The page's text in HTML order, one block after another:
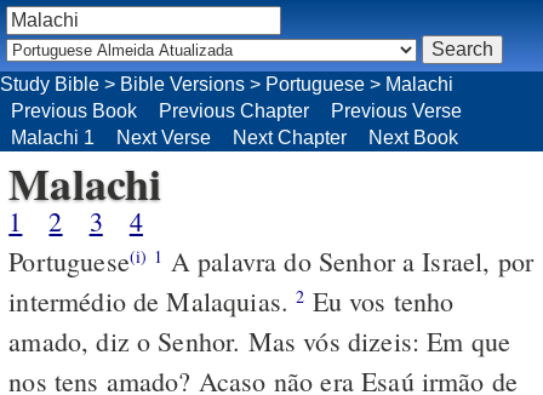
Malachi
1 2 3
4
Portuguese(i) 1 A palavra do Senhor a Israel, por
intermédio de Malaquias.2 Eu vos tenho
amado, diz o Senhor. Mas vós dizeis: Em que
nos tens amado? Acaso não era Esaú irmão de
Study Bible > Bible Versions > Portuguese > Malachi
Previous Book
Previous Chapter
Previous Verse
Malachi 1
Next Verse Next Chapter Next Book